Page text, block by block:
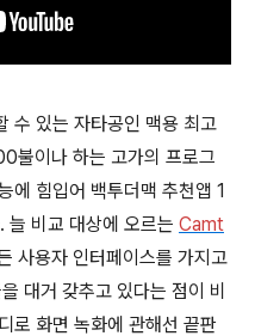
수 있는 자타공인 맥용 최고
불이나 하는 고가의 프로그
에 힘입어 백투더맥 추천앱 1
비교 대상에 오르는 Camt
사용자 인터페이스를 가지고
대거 갖추고 있다는 점이 비
로 화면 녹화에 관해선 끝판